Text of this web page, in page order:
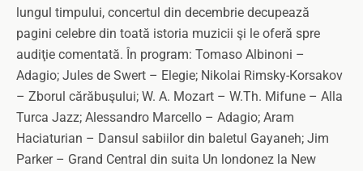
lungul timpului, concertul din decembrie decupează
pagini celebre din toată istoria muzicii şi le oferă spre
audiţie comentată. În program: Tomaso Albinoni –
Adagio; Jules de Swert – Elegie; Nikolai Rimsky-Korsakov
– Zborul cărăbuşului; W. A. Mozart – W.Th. Mifune – Alla
Turca Jazz; Alessandro Marcello – Adagio; Aram
Haciaturian – Dansul sabiilor din baletul Gayaneh; Jim
Parker – Grand Central din suita Un londonez la New